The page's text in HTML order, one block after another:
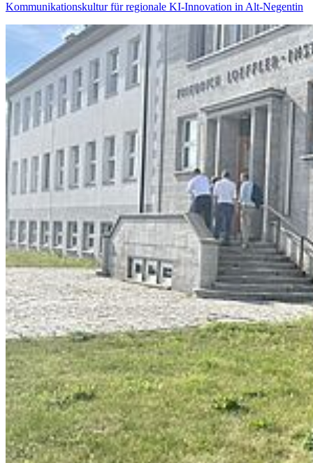
Kommunikationskultur für regionale KI-Innovation in Alt-Negentin